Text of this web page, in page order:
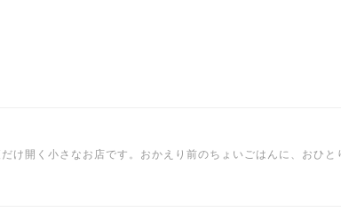
け開く小さなお店です。おかえり前のちょいごはんに、おひと